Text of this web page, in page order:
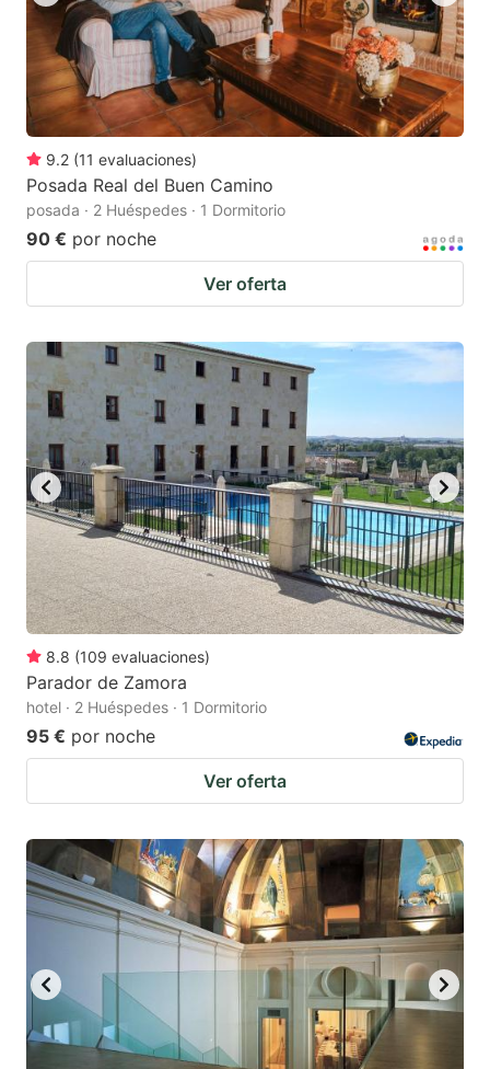
9.2 (11 evaluaciones)
Posada Real del Buen Camino
posada · 2 Huéspedes · 1 Dormitorio
90 € por noche
Ver oferta
8.8 (109 evaluaciones)
Parador de Zamora
hotel · 2 Huéspedes · 1 Dormitorio
95 € por noche
Ver oferta